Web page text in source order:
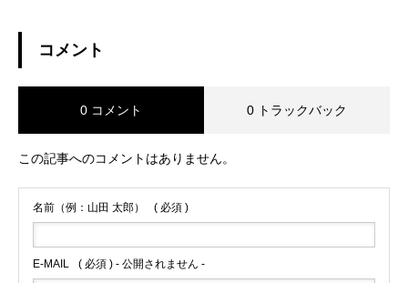
コメント
0 コメント 0 トラックバック
この記事へのコメントはありません。
名前（例：山田 太郎） ( 必須 )
E-MAIL ( 必須 ) - 公開されません -